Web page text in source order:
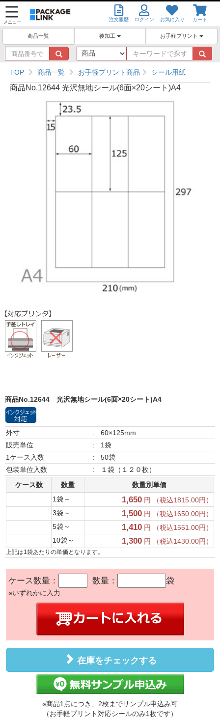
メニュー 注文履歴 ログイン お気に入り カート
商品一覧 後加工 お手軽プリント
商
品
番
号
で
キ
ー
ワ
ー
ド
で
TOP 商品一覧 お手軽プリント商品 シール用紙
商品No.12644 光沢無地シール(6面×20シート)A4
商品No.12644 光沢無地シール(6面×20シート)A4
外寸 :
60×125mm
販売単位
:
1袋
1ケース入数
:
50袋
包装単位入数
:
１袋（１２０枚）
ケース数
数量
数量別単価
1袋～
1,650 円 （税込1815.00円）
3袋～
1,500 円 （税込1650.00円）
5袋～
1,410 円 （税込1551.00円）
10袋～
1,300 円 （税込1430.00円）
上記は1袋あたりの単価となります。
ケース数量： 数量： 袋
※いずれかに入力
在庫をチェックする
※商品1点につき、2枚までサンプル申込み可
（お手軽プリント対応シールのみ1枚です）